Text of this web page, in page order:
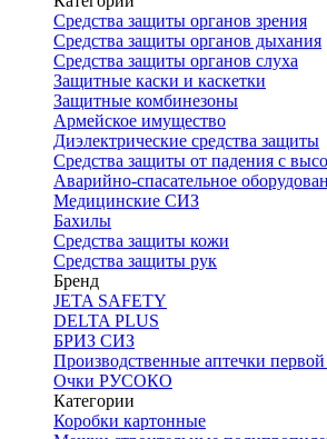
Средства защиты органов зрения
Средства защиты органов дыхания
Средства защиты органов слуха
Защитные каски и каскетки
Защитные комбинезоны
Армейское имущество
Диэлектрические средства защиты
Средства защиты от падения с
Аварийно-спасательное
Медицинские СИЗ
Бахилы
Средства защиты кожи
Средства защиты рук
Бренд
JETA SAFETY
DELTA PLUS
БРИЗ СИЗ
Производственные аптечки
Очки РУСОКО
Категории
Коробки картонные